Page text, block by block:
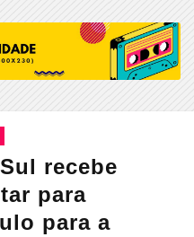
recebe
para
para a